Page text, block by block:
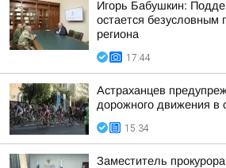
Игорь Бабушкин:
остается безусловным
региона
17:44
Астраханцев
дорожного движения в
15:34
Заместитель